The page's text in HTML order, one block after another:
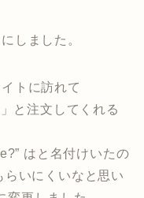
しました。
トに訪れて
と注文してくれる
はと名付けいたの
いにくいなと思い